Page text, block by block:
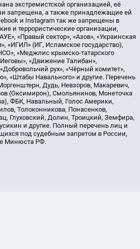
экстремистской организацией, её
запрещена, а также принадлежащие ей
и Instagram так же запрещены в
и террористические организации,
«Правый сектор», «Азов», «Украинская
«ИГИЛ» (ИГ, Исламское государство),
«Меджлис крымско-татарского
«Движение Талибан»,
рух», «Чёрный комитет»,
«Штабы Навального» и другие. Перечень
Дудь, Невзоров, Макаревич,
(Оксимирон), Смольянинов, Монеточка
ФБК, Навальный, Голос Америки,
Толоконникова, Понасенков,
Глуховский, Долин, Троицкий, Земфира,
и другие. Полный перечень лиц и
под судебным запретом в России,
Минюста РФ.